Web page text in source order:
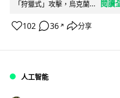
「狩獵式」攻擊，烏克蘭...
閱讀
102 36 ↗ 分享
人工智能